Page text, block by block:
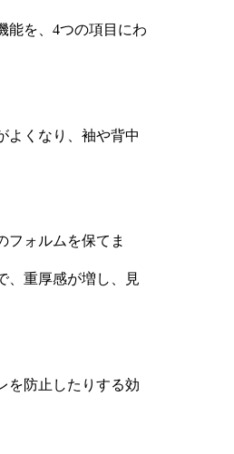
能を、4つの項目にわ
よくなり、袖や背中
フォルムを保てま
、重厚感が増し、見
を防止したりする効